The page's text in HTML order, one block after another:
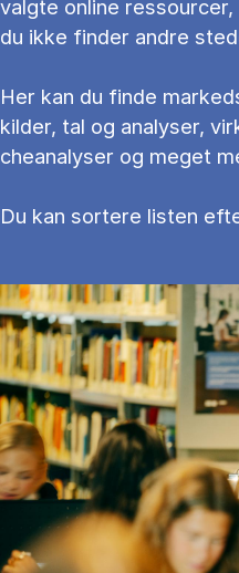
valg­te on­li­ne
du ikke fin­der an­dre
Her kan du fin­de
kilder, tal og ana­ly­ser,
cheanalyser og meget
Du kan sortere li­sten